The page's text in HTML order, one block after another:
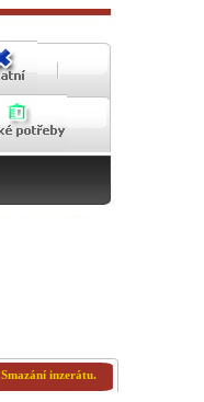
Smazání inzerátu.